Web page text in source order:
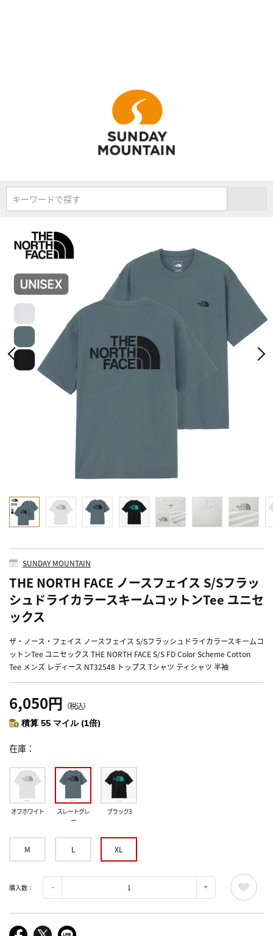
キーワードで探す
SUNDAY MOUNTAIN
THE NORTH FACE ノースフェイス S/Sフラッ
シュドライカラースキームコットンTee ユニセ
ックス
ザ・ノース・フェイス ノースフェイス S/Sフラッシュドライカラースキームコ
ットンTee ユニセックス THE NORTH FACE S/S FD Color Scheme Cotton
Tee メンズ レディース NT32548 トップス Tシャツ ティシャツ 半袖
6,050円 （税込）
積算 55 マイル (1倍)
在庫
オフホワイト
スレートグレ
ー
ブラック3
M L XL
購入数：